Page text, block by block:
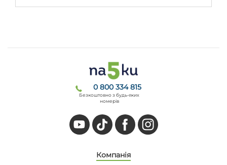
0 800 334 815
Безкоштовно з будь-яких
номерів
Компанія